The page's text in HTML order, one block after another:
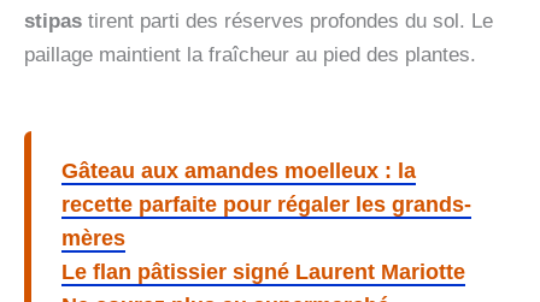
stipas tirent parti des réserves profondes du sol. Le
paillage maintient la fraîcheur au pied des plantes.
Gâteau aux amandes moelleux : la
recette parfaite pour régaler les grands-
mères
Le flan pâtissier signé Laurent Mariotte